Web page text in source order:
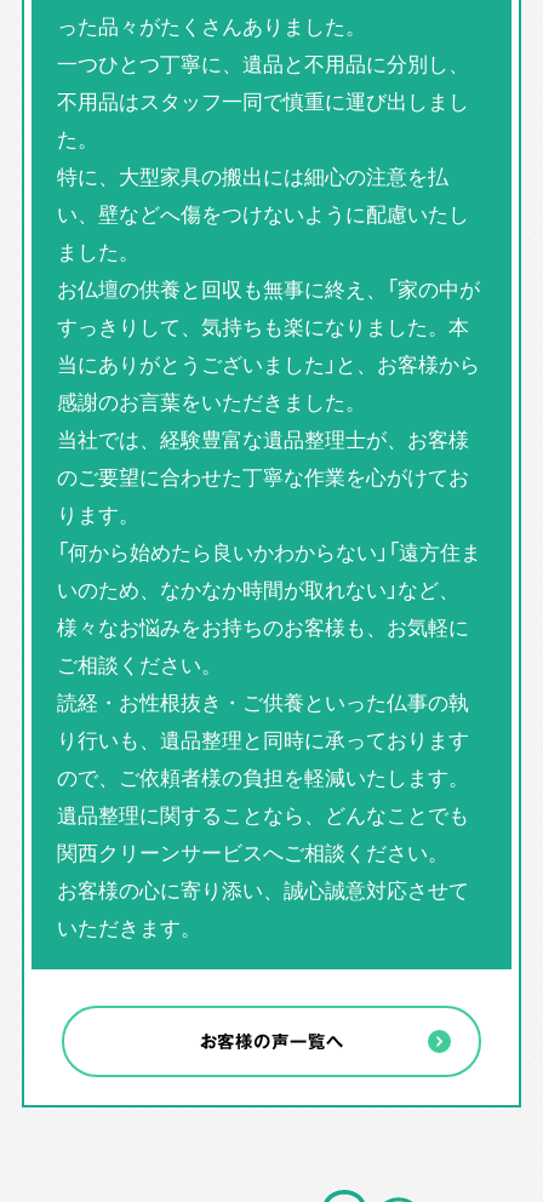
った品々がたくさんありました。
一つひとつ丁寧に、遺品と不用品に分別し、
不用品はスタッフ一同で慎重に運び出しまし
た。
特に、大型家具の搬出には細心の注意を払
い、壁などへ傷をつけないように配慮いたし
ました。
お仏壇の供養と回収も無事に終え、「家の中が
すっきりして、気持ちも楽になりました。本
当にありがとうございました」と、お客様から
感謝のお言葉をいただきました。
当社では、経験豊富な遺品整理士が、お客様
のご要望に合わせた丁寧な作業を心がけてお
ります。
「何から始めたら良いかわからない」「遠方住ま
いのため、なかなか時間が取れない」など、
様々なお悩みをお持ちのお客様も、お気軽に
ご相談ください。
読経・お性根抜き・ご供養といった仏事の執
り行いも、遺品整理と同時に承っております
ので、ご依頼者様の負担を軽減いたします。
遺品整理に関することなら、どんなことでも
関西クリーンサービスへご相談ください。
お客様の心に寄り添い、誠心誠意対応させて
いただきます。
お客様の声一覧へ